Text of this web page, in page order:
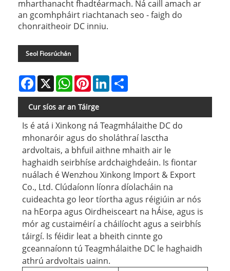
mharthanacht fhadtéarmach. Ná caill amach ar
an gcomhpháirt riachtanach seo - faigh do
chonraitheoir DC inniu.
Seol Fiosrúchán
Facebook
X WhatsAppPinterestLinkedIn
Cur síos ar an Táirge
Is é atá i Xinkong ná Teagmhálaithe DC do
mhonaróir agus do sholáthraí lasctha
ardvoltais, a bhfuil aithne mhaith air le
haghaidh seirbhíse ardchaighdeáin. Is fiontar
nuálach é Wenzhou Xinkong Import & Export
Co., Ltd. Clúdaíonn líonra díolacháin na
cuideachta go leor tíortha agus réigiúin ar nós
na hEorpa agus Oirdheisceart na hÁise, agus is
mór ag custaiméirí a cháilíocht agus a seirbhís
táirgí. Is féidir leat a bheith cinnte go
gceannaíonn tú Teagmhálaithe DC le haghaidh
athrú ardvoltais uainn.